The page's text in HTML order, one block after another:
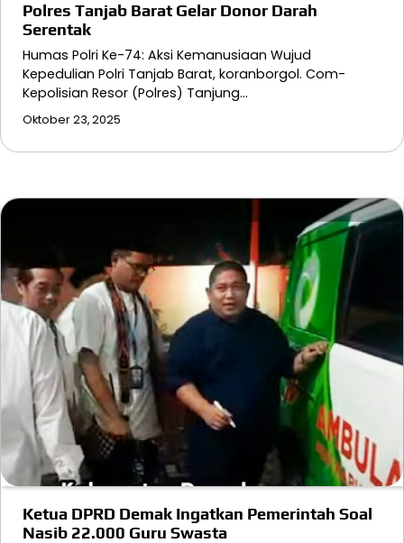
Polres Tanjab Barat Gelar Donor Darah
Serentak
Humas Polri Ke-74: Aksi Kemanusiaan Wujud
Kepedulian Polri Tanjab Barat, koranborgol. Com-
Kepolisian Resor (Polres) Tanjung…
Oktober 23, 2025
Ketua DPRD Demak Ingatkan Pemerintah Soal
Nasib 22.000 Guru Swasta